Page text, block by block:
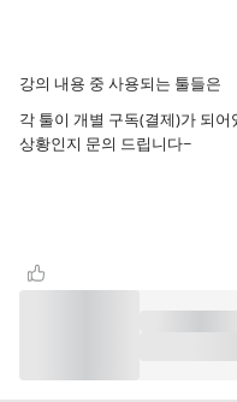
강의 내용 중 사용되는 툴들은
각 툴이 개별 구독(결제)가 되
상황인지 문의 드립니다~